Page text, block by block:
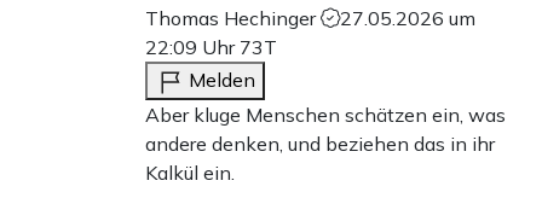
Thomas Hechinger
27.05.2026 um
22:09 Uhr 73T
Melden
Aber kluge Menschen schätzen ein, was
andere denken, und beziehen das in ihr
Kalkül ein.